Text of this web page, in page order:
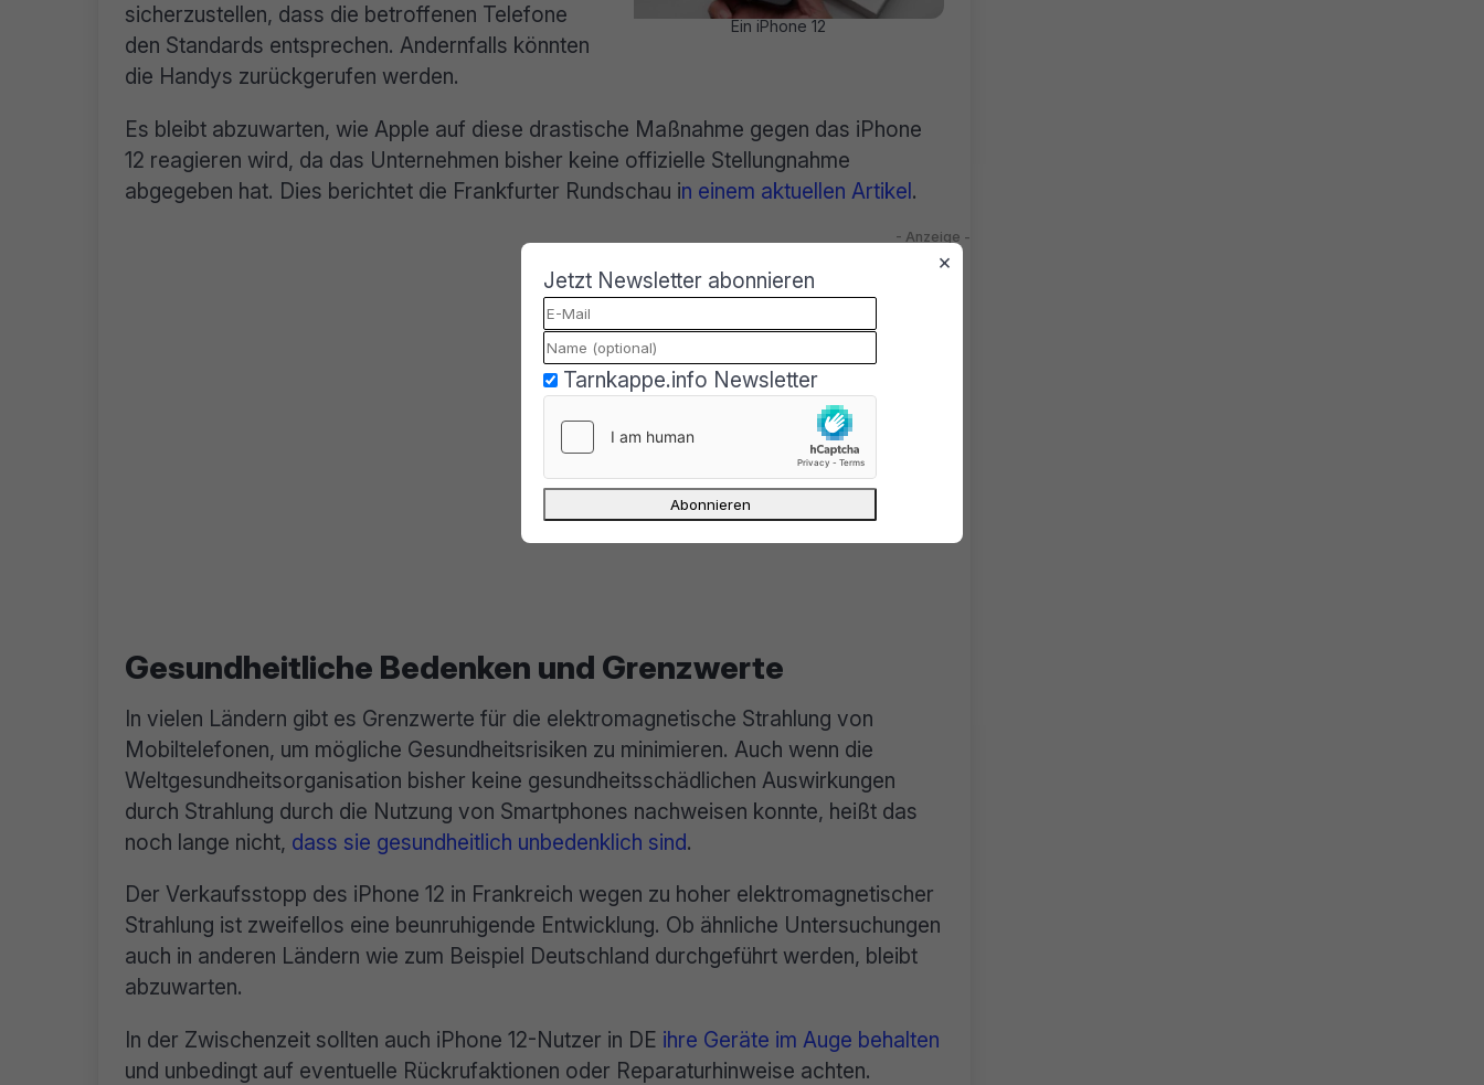
Ein iPhone 12
sicherzustellen, dass die betroffenen Telefone
den Standards entsprechen. Andernfalls könnten
die Handys zurückgerufen werden.
Es bleibt abzuwarten, wie Apple auf diese drastische Maßnahme gegen das iPhone
12 reagieren wird, da das Unternehmen bisher keine offizielle Stellungnahme
abgegeben hat. Dies berichtet die Frankfurter Rundschau in einem aktuellen Artikel.
Gesundheitliche Bedenken und Grenzwerte
In vielen Ländern gibt es Grenzwerte für die elektromagnetische Strahlung von
Mobiltelefonen, um mögliche Gesundheitsrisiken zu minimieren. Auch wenn die
Weltgesundheitsorganisation bisher keine gesundheitsschädlichen Auswirkungen
durch Strahlung durch die Nutzung von Smartphones nachweisen konnte, heißt das
noch lange nicht, dass sie gesundheitlich unbedenklich sind.
Der Verkaufsstopp des iPhone 12 in Frankreich wegen zu hoher elektromagnetischer
Strahlung ist zweifellos eine beunruhigende Entwicklung. Ob ähnliche Untersuchungen
auch in anderen Ländern wie zum Beispiel Deutschland durchgeführt werden, bleibt
abzuwarten.
In der Zwischenzeit sollten auch iPhone 12-Nutzer in DE ihre Geräte im Auge behalten
und unbedingt auf eventuelle Rückrufaktionen oder Reparaturhinweise achten.
×
Jetzt Newsletter abonnieren
Tarnkappe.info Newsletter